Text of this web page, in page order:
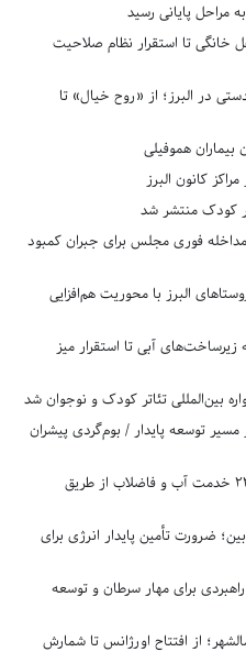
مراحل پایانی رسید
خانگی تا استقرار نظام صلاحیت
در البرز؛ از «روح خیال» تا
کودک منتشر شد
فوری مجلس برای جبران کمبود
البرز با محوریت هم‌افزایی
زیرساخت‌های آبی تا استقرار میز
بین‌المللی تئاتر کودک و نوجوان شد
توسعه پایدار / بوم‌گردی پیشران
آبفای البرز پیشتاز شد؛ ارائه تمامی ۲۲ خدمت آب و فاضلاب از طریق
ضرورت تأمین پایدار انرژی برای
برای مهار سرطان و توسعه
کمالشهر؛ از افتتاح اورژانس تا شمارش